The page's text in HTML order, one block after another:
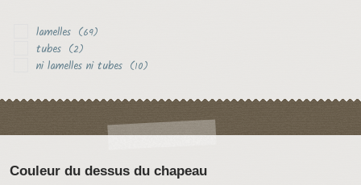
lamelles (69)
tubes (2)
ni lamelles ni tubes (10)
Couleur du dessus du chapeau